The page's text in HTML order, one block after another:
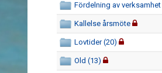
Fördelning av verksamhet
Kallelse årsmöte
Lovtider (20)
Old (13)